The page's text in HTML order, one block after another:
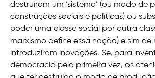
destruíram um ‘sistema’ (ou modo de
construções sociais e políticas) ou
poder uma classe social por outra
marxismo define essa noção) e sim de
introduziram inovações. Se, para
democracia pela primeira vez, os